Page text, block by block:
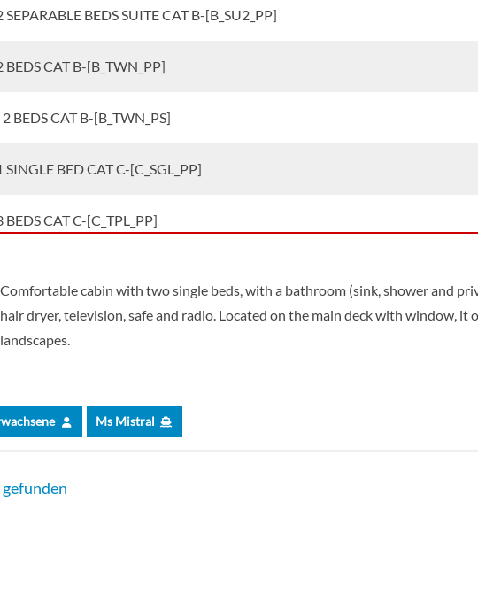
BEDS SUITE CAT B-[B_SU2_PP]
CAT B-[B_TWN_PP]
BEDS CAT B-[B_TWN_PS]
BED CAT C-[C_SGL_PP]
CAT C-[C_TPL_PP]
Comfortable cabin with two single beds, with a bathroom (sink, shower and
hair dryer, television, safe and radio. Located on the main deck with window, it
landscapes.
Ms Mistral